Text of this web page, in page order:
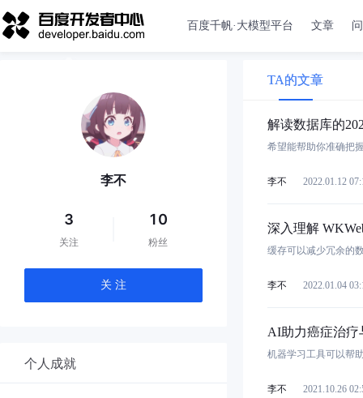
百度千帆·大模型平台 文章
李不
3
关注
10
粉丝
关 注
个人成就
TA的文章
解读数据库的
希望能帮助你准确把
李不 2022.01.12
深入理解
缓存可以减少冗余的
李不 2022.01.04
AI助力癌症治疗
机器学习工具可以帮
李不 2021.10.26